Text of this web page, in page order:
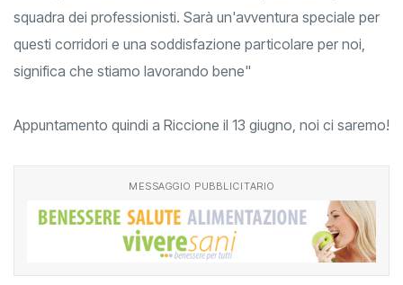
squadra dei professionisti. Sarà un'avventura speciale per
questi corridori e una soddisfazione particolare per noi,
significa che stiamo lavorando bene"
Appuntamento quindi a Riccione il 13 giugno, noi ci saremo!
MESSAGGIO PUBBLICITARIO